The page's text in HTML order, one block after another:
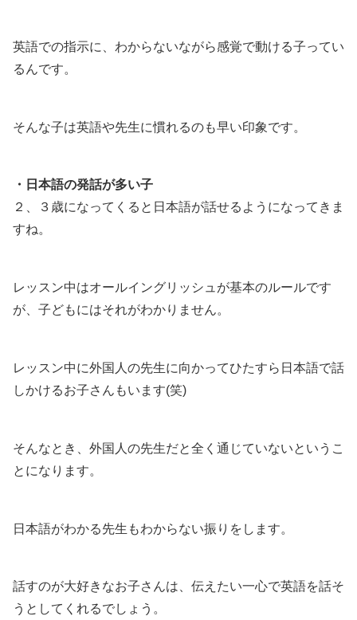
英語での指示に、わからないながら感覚で動ける子ってい
るんです。
そんな子は英語や先生に慣れるのも早い印象です。
・日本語の発話が多い子
２、３歳になってくると日本語が話せるようになってきま
すね。
レッスン中はオールイングリッシュが基本のルールです
が、子どもにはそれがわかりません。
レッスン中に外国人の先生に向かってひたすら日本語で話
しかけるお子さんもいます(笑)
そんなとき、外国人の先生だと全く通じていないというこ
とになります。
日本語がわかる先生もわからない振りをします。
話すのが大好きなお子さんは、伝えたい一心で英語を話そ
うとしてくれるでしょう。